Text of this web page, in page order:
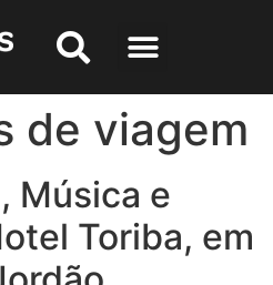
de viagem
Música e
Toriba, em